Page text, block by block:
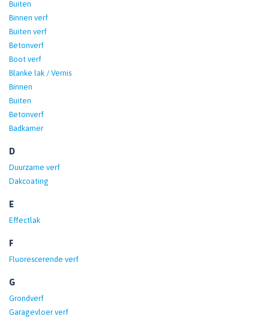
Buiten
Binnen verf
Buiten verf
Betonverf
Boot verf
Blanke lak / Vernis
Binnen
Buiten
Betonverf
Badkamer
D
Duurzame verf
Dakcoating
E
Effectlak
F
Fluorescerende verf
G
Grondverf
Garagevloer verf